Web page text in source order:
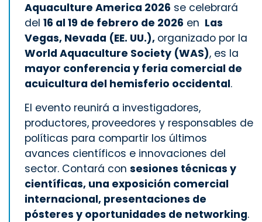
Aquaculture America 2026 se celebrará
del 16 al 19 de febrero de 2026 en Las
Vegas, Nevada (EE. UU.), organizado por la
World Aquaculture Society (WAS), es la
mayor conferencia y feria comercial de
acuicultura del hemisferio occidental.
El evento reunirá a investigadores,
productores, proveedores y responsables de
políticas para compartir los últimos
avances científicos e innovaciones del
sector. Contará con sesiones técnicas y
científicas, una exposición comercial
internacional, presentaciones de
pósteres y oportunidades de networking.